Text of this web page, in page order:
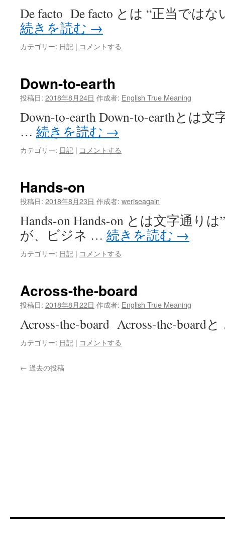
De facto De facto とは “正当では
続きを読む →
カテゴリー: 日記 | コメントする
Down-to-earth
投稿日: 2018年8月24日 作成者: English True Meaning
Down-to-earth Down-to-earthとは
… 続きを読む →
カテゴリー: 日記 | コメントする
Hands-on
投稿日: 2018年8月23日 作成者: weriseagain
Hands-on Hands-on とは文字通り
が、ビジネ … 続きを読む →
カテゴリー: 日記 | コメントする
Across-the-board
投稿日: 2018年8月22日 作成者: English True Meaning
Across-the-board Across-the-board
カテゴリー: 日記 | コメントする
← 過去の投稿